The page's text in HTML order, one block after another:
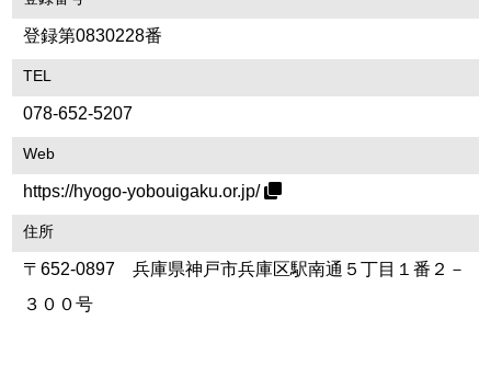
登録第0830228番
TEL
078-652-5207
Web
https://hyogo-yobouigaku.or.jp/
住所
〒652-0897 兵庫県神戸市兵庫区駅南通５丁目１番２－
３００号